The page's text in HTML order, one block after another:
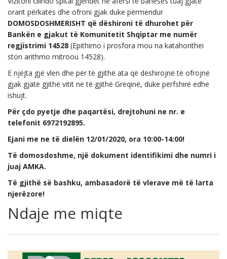
orarit përkatës dhe ofroni gjak duke përmendur
DOMOSDOSHMERISHT që dëshironi të dhurohet për
Bankën e gjakut të Komunitetit Shqiptar me numër
regjistrimi 14528 (Epithimo i prosfora mou na katahorithei
ston arithmo mitroou 14528).
E njëjta gjë vlen dhe për të gjithë ata që dëshirojnë të ofrojnë
gjak gjatë gjithë vitit në të gjithë Greqinë, duke përfshirë edhe
ishujt.
Për çdo pyetje dhe paqartësi, drejtohuni ne nr. e
telefonit 6972192895.
Ejani me ne të dielën 12/01/2020, ora 10:00-14:00!
Të domosdoshme, një dokument identifikimi dhe numri i
juaj AMKA.
Të gjithë së bashku, ambasadorë të vlerave më të larta
njerëzore!
Ndaje me miqte